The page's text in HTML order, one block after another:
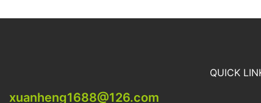
xuanheng1688@126.com
QUICK